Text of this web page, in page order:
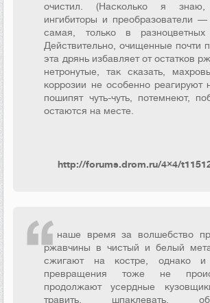
очистил. (Насколько я
ингибиторы и преобразователи
самая, только в разноцветных
Действительно, очищенные почти
эта дрянь избавляет от остатков
нетронутые, так сказать,
коррозии не особенно реагируют
пошипят чуть-чуть, потемнеют,
остаются на месте.
http://forums.drom.ru/4×4/
В наше время за волшебство
ржавчины в чистый и белый
сжигают на костре, однако и
превращения тоже не
продолжают усердные
травить, шпаклевать,